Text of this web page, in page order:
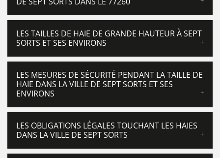
LES TAILLES DE HAIE DE GRANDE HAUTEUR À SEPT
SORTS ET SES ENVIRONS
LES MESURES DE SÉCURITÉ PENDANT LA TAILLE DE
HAIE DANS LA VILLE DE SEPT SORTS ET SES
ENVIRONS
LES OBLIGATIONS LÉGALES TOUCHANT LES HAIES
DANS LA VILLE DE SEPT SORTS